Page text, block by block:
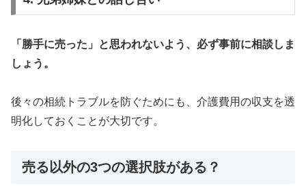
「勝手に売った」と思われないよう、必ず事前に相談しま
しょう。
後々の相続トラブルを防ぐためにも、介護費用の収支を透
明化しておくことが大切です。
売る以外の3つの選択肢がある？